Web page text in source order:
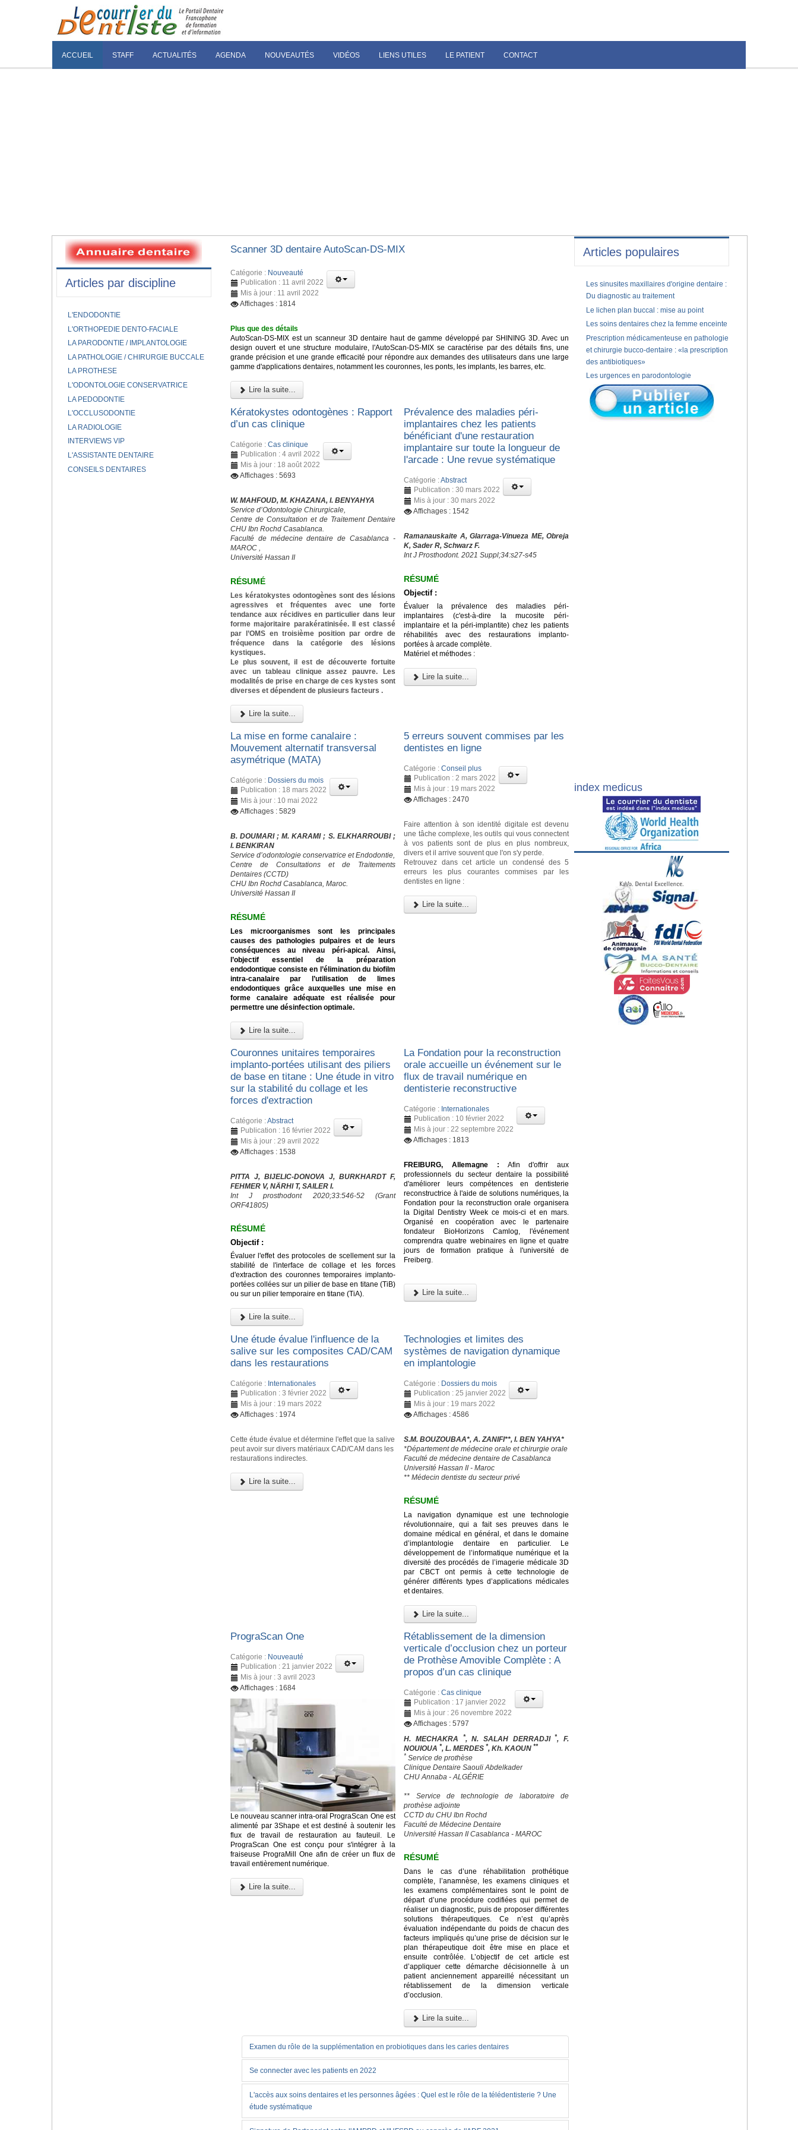
ACCUEIL STAFF ACTUALITÉS AGENDA NOUVEAUTÉS VIDÉOS LIENS UTILES LE PATIENT CONTACT
Scanner 3D dentaire AutoScan-DS-MIX
Catégorie : Nouveauté
Publication : 11 avril 2022
Mis à jour : 11 avril 2022
Affichages : 1814
Plus que des détails
AutoScan-DS-MIX est un scanneur 3D dentaire haut de gamme développé par SHINING 3D. Avec un
design ouvert et une structure modulaire, l'AutoScan-DS-MIX se caractérise par des détails fins, une
grande précision et une grande efficacité pour répondre aux demandes des utilisateurs dans une large
gamme d'applications dentaires, notamment les couronnes, les ponts, les implants, les barres, etc.
Lire la suite...
Kératokystes odontogènes : Rapport
d’un cas clinique
Catégorie : Cas clinique
Publication : 4 avril 2022
Mis à jour : 18 août 2022
Affichages : 5693
W. MAHFOUD, M. KHAZANA, I. BENYAHYA
Service d’Odontologie Chirurgicale,
Centre de Consultation et de Traitement Dentaire
CHU Ibn Rochd Casablanca.
Faculté de médecine dentaire de Casablanca -
MAROC ,
Université Hassan II
RÉSUMÉ
Les kératokystes odontogènes sont des lésions
agressives et fréquentes avec une forte
tendance aux récidives en particulier dans leur
forme majoritaire parakératinisée. Il est classé
par l’OMS en troisième position par ordre de
fréquence dans la catégorie des lésions
kystiques.
Le plus souvent, il est de découverte fortuite
avec un tableau clinique assez pauvre. Les
modalités de prise en charge de ces kystes sont
diverses et dépendent de plusieurs facteurs .
Lire la suite...
Prévalence des maladies péri-
implantaires chez les patients
bénéficiant d'une restauration
implantaire sur toute la longueur de
l'arcade : Une revue systématique
Catégorie :Abstract
Publication : 30 mars 2022
Mis à jour : 30 mars 2022
Affichages : 1542
Ramanauskaite A, Glarraga-Vinueza ME, Obreja
K, Sader R, Schwarz F.
Int J Prosthodont. 2021 Suppl;34:s27-s45
RÉSUMÉ
Objectif :
Évaluer la prévalence des maladies péri-
implantaires (c'est-à-dire la mucosite péri-
implantaire et la péri-implantite) chez les patients
réhabilités avec des restaurations implanto-
portées à arcade complète.
Matériel et méthodes :
Lire la suite...
La mise en forme canalaire :
Mouvement alternatif transversal
asymétrique (MATA)
Catégorie : Dossiers du mois
Publication : 18 mars 2022
Mis à jour : 10 mai 2022
Affichages : 5829
B. DOUMARI ; M. KARAMI ; S. ELKHARROUBI ;
I. BENKIRAN
Service d’odontologie conservatrice et Endodontie,
Centre de Consultations et de Traitements
Dentaires (CCTD)
CHU Ibn Rochd Casablanca, Maroc.
Université Hassan II
RÉSUMÉ
Les microorganismes sont les principales
causes des pathologies pulpaires et de leurs
conséquences au niveau péri-apical. Ainsi,
l’objectif essentiel de la préparation
endodontique consiste en l’élimination du biofilm
intra-canalaire par l’utilisation de limes
endodontiques grâce auxquelles une mise en
forme canalaire adéquate est réalisée pour
permettre une désinfection optimale.
Lire la suite...
5 erreurs souvent commises par les
dentistes en ligne
Catégorie :Conseil plus
Publication : 2 mars 2022
Mis à jour : 19 mars 2022
Affichages : 2470
Faire attention à son identité digitale est devenu
une tâche complexe, les outils qui vous connectent
à vos patients sont de plus en plus nombreux,
divers et il arrive souvent que l'on s'y perde.
Retrouvez dans cet article un condensé des 5
erreurs les plus courantes commises par les
dentistes en ligne :
Lire la suite...
Couronnes unitaires temporaires
implanto-portées utilisant des piliers
de base en titane : Une étude in vitro
sur la stabilité du collage et les
forces d'extraction
Catégorie :Abstract
Publication : 16 février 2022
Mis à jour : 29 avril 2022
Affichages : 1538
PITTA J, BIJELIC-DONOVA J, BURKHARDT F,
FEHMER V, NÄRHI T, SAILER I.
Int J prosthodont 2020;33:546-52 (Grant
ORF41805)
RÉSUMÉ
Objectif :
Évaluer l'effet des protocoles de scellement sur la
stabilité de l'interface de collage et les forces
d'extraction des couronnes temporaires implanto-
portées collées sur un pilier de base en titane (TiB)
ou sur un pilier temporaire en titane (TiA).
Lire la suite...
La Fondation pour la reconstruction
orale accueille un événement sur le
flux de travail numérique en
dentisterie reconstructive
Catégorie : Internationales
Publication : 10 février 2022
Mis à jour : 22 septembre 2022
Affichages : 1813
FREIBURG, Allemagne : Afin d'offrir aux
professionnels du secteur dentaire la possibilité
d'améliorer leurs compétences en dentisterie
reconstructrice à l'aide de solutions numériques, la
Fondation pour la reconstruction orale organisera
la Digital Dentistry Week ce mois-ci et en mars.
Organisé en coopération avec le partenaire
fondateur BioHorizons Camlog, l'événement
comprendra quatre webinaires en ligne et quatre
jours de formation pratique à l'université de
Freiberg.
Lire la suite...
Une étude évalue l'influence de la
salive sur les composites CAD/CAM
dans les restaurations
Catégorie : Internationales
Publication : 3 février 2022
Mis à jour : 19 mars 2022
Affichages : 1974
Cette étude évalue et détermine l'effet que la salive
peut avoir sur divers matériaux CAD/CAM dans les
restaurations indirectes.
Lire la suite...
Technologies et limites des
systèmes de navigation dynamique
en implantologie
Catégorie : Dossiers du mois
Publication : 25 janvier 2022
Mis à jour : 19 mars 2022
Affichages : 4586
S.M. BOUZOUBAA*, A. ZANIFI**, I. BEN YAHYA*
*Département de médecine orale et chirurgie orale
Faculté de médecine dentaire de Casablanca
Université Hassan II - Maroc
** Médecin dentiste du secteur privé
RÉSUMÉ
La navigation dynamique est une technologie
révolutionnaire, qui a fait ses preuves dans le
domaine médical en général, et dans le domaine
d’implantologie dentaire en particulier. Le
développement de l’informatique numérique et la
diversité des procédés de l’imagerie médicale 3D
par CBCT ont permis à cette technologie de
générer différents types d’applications médicales
et dentaires.
Lire la suite...
PrograScan One
Catégorie : Nouveauté
Publication : 21 janvier 2022
Mis à jour : 3 avril 2023
Affichages : 1684
Le nouveau scanner intra-oral PrograScan One est
alimenté par 3Shape et est destiné à soutenir les
flux de travail de restauration au fauteuil. Le
PrograScan One est conçu pour s'intégrer à la
fraiseuse PrograMill One afin de créer un flux de
travail entièrement numérique.
Lire la suite...
Rétablissement de la dimension
verticale d’occlusion chez un porteur
de Prothèse Amovible Complète : A
propos d’un cas clinique
Catégorie :Cas clinique
Publication : 17 janvier 2022
Mis à jour : 26 novembre 2022
Affichages : 5797
H. MECHAKRA
*, N. SALAH DERRADJI *, F.
NOUIOUA *, L. MERDES *, Kh. KAOUN **
* Service de prothèse
Clinique Dentaire Saouli Abdelkader
CHU Annaba - ALGÉRIE
** Service de technologie de laboratoire de
prothèse adjointe
CCTD du CHU Ibn Rochd
Faculté de Médecine Dentaire
Université Hassan II Casablanca - MAROC
RÉSUMÉ
Dans le cas d’une réhabilitation prothétique
complète, l’anamnèse, les examens cliniques et
les examens complémentaires sont le point de
départ d’une procédure codifiées qui permet de
réaliser un diagnostic, puis de proposer différentes
solutions thérapeutiques. Ce n’est qu’après
évaluation indépendante du poids de chacun des
facteurs impliqués qu’une prise de décision sur le
plan thérapeutique doit être mise en place et
ensuite contrôlée. L’objectif de cet article est
d’appliquer cette démarche décisionnelle à un
patient anciennement appareillé nécessitant un
rétablissement de la dimension verticale
d’occlusion.
Lire la suite...
Examen du rôle de la supplémentation en probiotiques dans les caries dentaires
Se connecter avec les patients en 2022
L'accès aux soins dentaires et les personnes âgées : Quel est le rôle de la télédentisterie ? Une
étude systématique
Articles par discipline
L'ENDODONTIE
L'ORTHOPEDIE DENTO-FACIALE
LA PARODONTIE / IMPLANTOLOGIE
LA PATHOLOGIE / CHIRURGIE BUCCALE
LA PROTHESE
L'ODONTOLOGIE CONSERVATRICE
LA PEDODONTIE
L'OCCLUSODONTIE
LA RADIOLOGIE
INTERVIEWS VIP
L'ASSISTANTE DENTAIRE
CONSEILS DENTAIRES
Articles populaires
Les sinusites maxillaires d'origine dentaire :
Du diagnostic au traitement
Le lichen plan buccal : mise au point
Les soins dentaires chez la femme enceinte
Prescription médicamenteuse en pathologie
et chirurgie bucco-dentaire : «la prescription
des antibiotiques»
Les urgences en parodontologie
index medicus